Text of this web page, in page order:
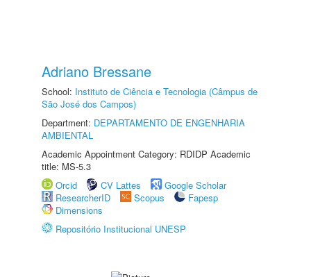
Adriano Bressane
School: Instituto de Ciência e Tecnologia (Câmpus de
São José dos Campos)
Department: DEPARTAMENTO DE ENGENHARIA
AMBIENTAL
Academic Appointment Category: RDIDP Academic
title: MS-5.3
Orcid
CV Lattes
Google Scholar
ResearcherID
Scopus
Fapesp
Dimensions
Repositório Institucional UNESP